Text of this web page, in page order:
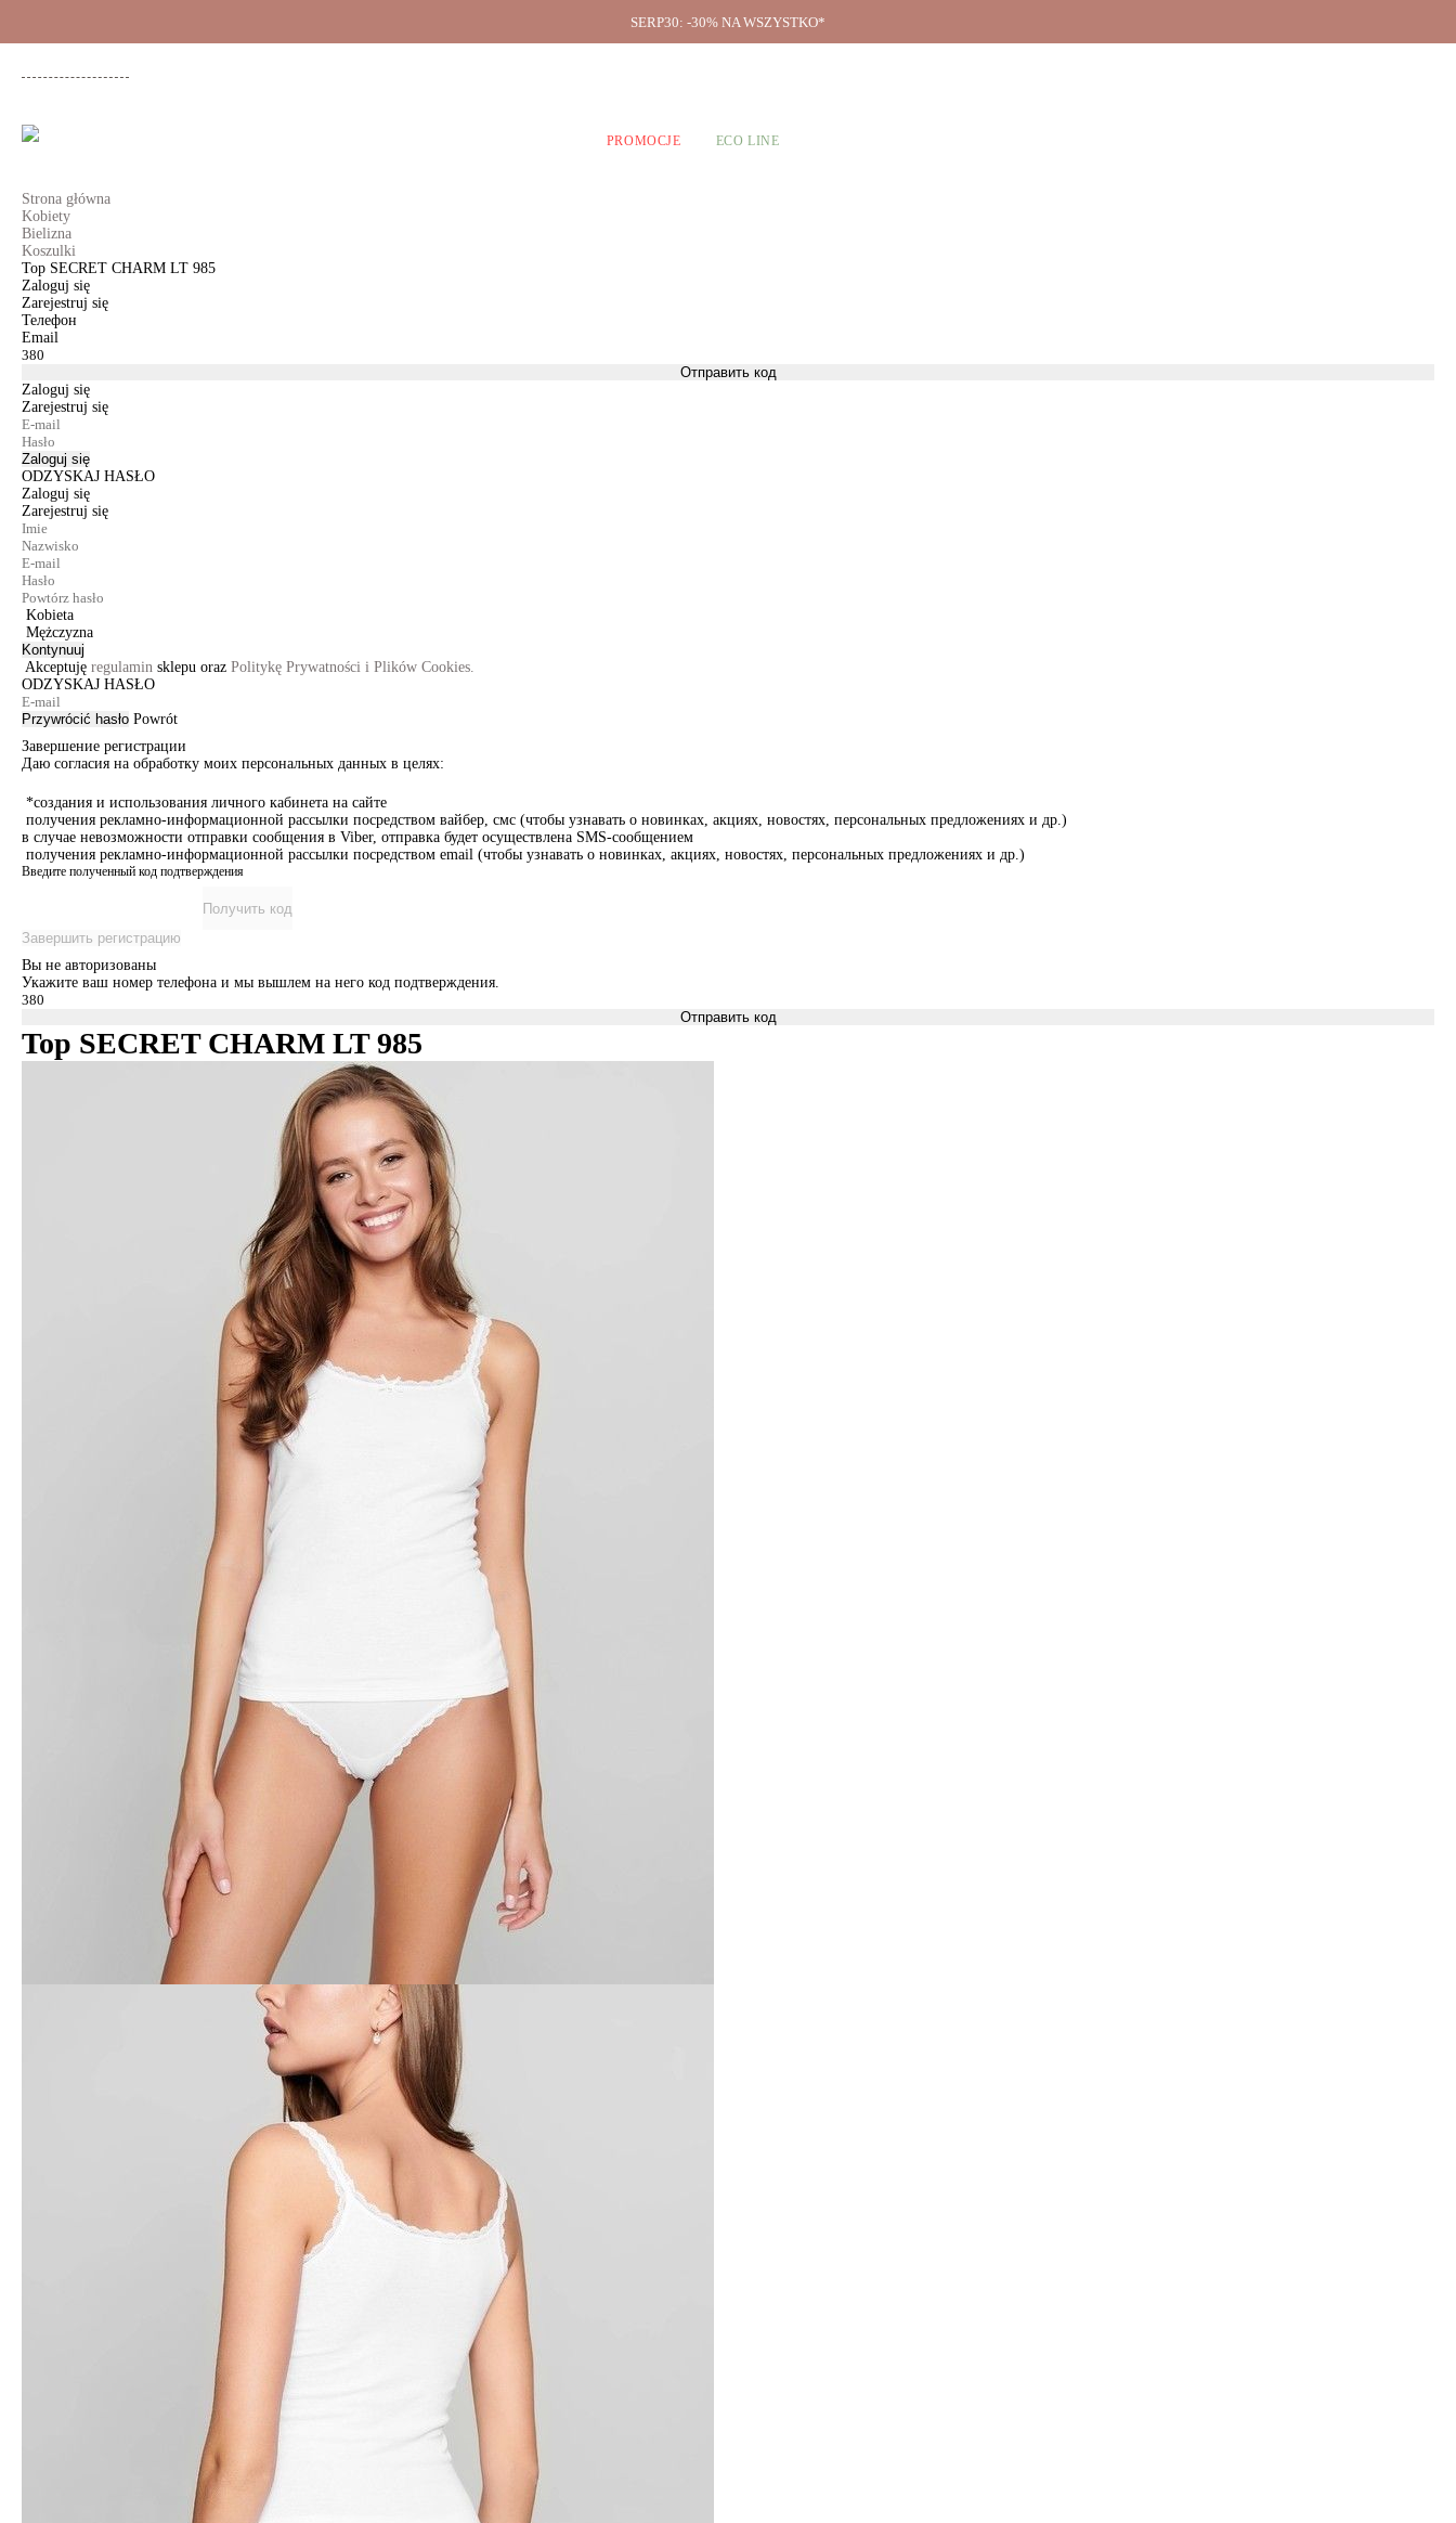
SERP30: -30% NA WSZYSTKO*
PROMOCJE ECO LINE
Strona główna
Kobiety
Bielizna
Koszulki
Top SECRET CHARM LT 985
Zaloguj się
Zarejestruj się
Телефон
Email
Отправить код
Zaloguj się
Zarejestruj się
Zaloguj się
ODZYSKAJ HASŁO
Zaloguj się
Zarejestruj się
Kobieta
Mężczyzna
Kontynuuj
Akceptuję regulamin sklepu oraz Politykę Prywatności i Plików Cookies.
ODZYSKAJ HASŁO
Przywrócić hasło Powrót
Завершение регистрации
Даю согласия на обработку моих персональных данных в целях:
*создания и использования личного кабинета на сайте
получения рекламно-информационной рассылки посредством вайбер, смс (чтобы узнавать о новинках, акциях, новостях, персональных предложениях и др.)
в случае невозможности отправки сообщения в Viber, отправка будет осуществлена SMS-сообщением
получения рекламно-информационной рассылки посредством email (чтобы узнавать о новинках, акциях, новостях, персональных предложениях и др.)
Введите полученный код подтверждения
Получить код
Завершить регистрацию
Вы не авторизованы
Укажите ваш номер телефона и мы вышлем на него код подтверждения.
Отправить код
Top SECRET CHARM LT 985